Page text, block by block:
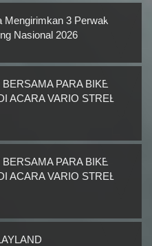
3 Perwakilan
Nasional 2026
PARA BIKERS
ACARA VARIO STREET
PARA BIKERS
ACARA VARIO STREET